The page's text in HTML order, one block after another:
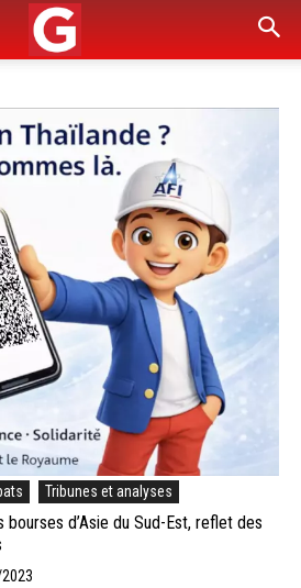
Tribunes et analyses
bourses d’Asie du Sud-Est, reflet des